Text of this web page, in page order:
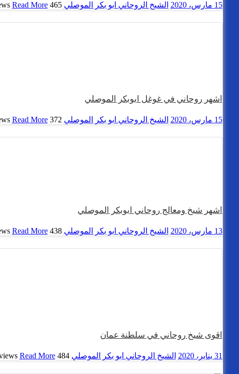
15 مارس، 2020 الشيخ الروحاني ابو بكر الموصلي 465 views
Read More
اشهر روحاني في غوغل ابوبكر الموصلي
15 مارس، 2020 الشيخ الروحاني ابو بكر الموصلي 372 views
Read More
اشهر شيخ ومعالج روحاني ابوبكر الموصلي
13 مارس، 2020 الشيخ الروحاني ابو بكر الموصلي 438 views
Read More
اقوى شيخ روحاني في سلطنة عمان
31 يناير، 2020 الشيخ الروحاني ابو بكر الموصلي 484 views
Read More